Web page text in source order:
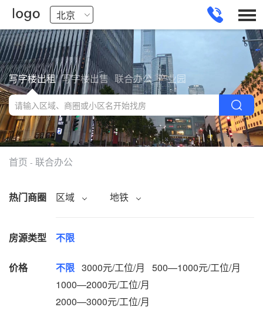
写字楼出租 写字楼出售 联合办公 产业园
首页 - 联合办公
热门商圈 区域 地铁
房源类型 不限
价格 不限 3000元/工位/月
500—1000元/工位/月
1000—2000元/工位/月
2000—3000元/工位/月